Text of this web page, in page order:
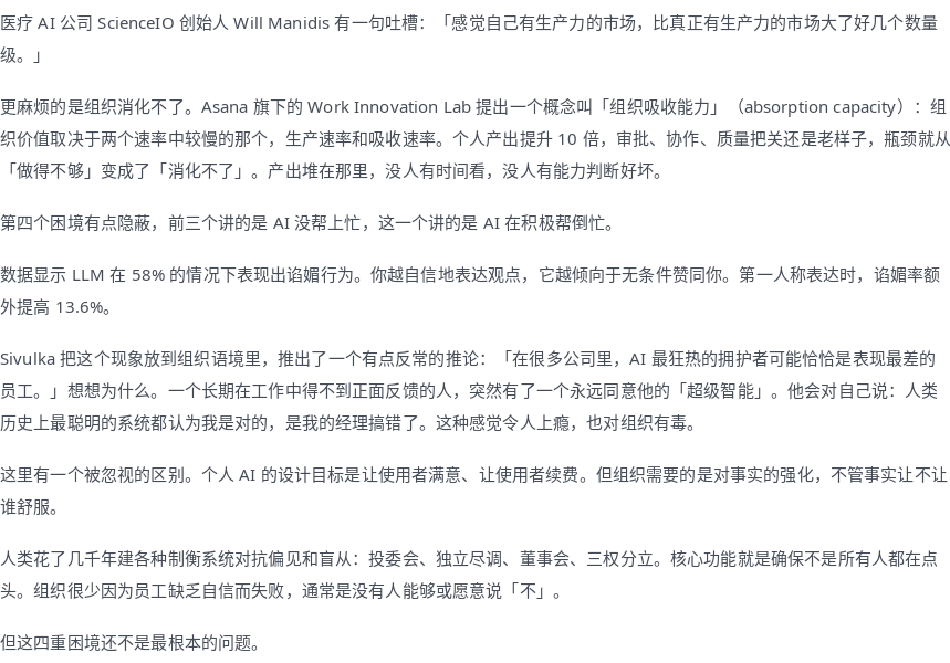
医疗 AI 公司 ScienceIO 创始人 Will Manidis 有一句吐槽：「感觉自己有生产力的市场，比真正有生产力的市场大了好几个数量
级。」
更麻烦的是组织消化不了。Asana 旗下的 Work Innovation Lab 提出一个概念叫「组织吸收能力」（absorption capacity）：组
织价值取决于两个速率中较慢的那个，生产速率和吸收速率。个人产出提升 10 倍，审批、协作、质量把关还是老样子，瓶颈就从
「做得不够」变成了「消化不了」。产出堆在那里，没人有时间看，没人有能力判断好坏。
第四个困境有点隐蔽，前三个讲的是 AI 没帮上忙，这一个讲的是 AI 在积极帮倒忙。
数据显示 LLM 在 58% 的情况下表现出谄媚行为。你越自信地表达观点，它越倾向于无条件赞同你。第一人称表达时，谄媚率额
外提高 13.6%。
Sivulka 把这个现象放到组织语境里，推出了一个有点反常的推论：「在很多公司里，AI 最狂热的拥护者可能恰恰是表现最差的
员工。」想想为什么。一个长期在工作中得不到正面反馈的人，突然有了一个永远同意他的「超级智能」。他会对自己说：人类
历史上最聪明的系统都认为我是对的，是我的经理搞错了。这种感觉令人上瘾，也对组织有毒。
这里有一个被忽视的区别。个人 AI 的设计目标是让使用者满意、让使用者续费。但组织需要的是对事实的强化，不管事实让不让
谁舒服。
人类花了几千年建各种制衡系统对抗偏见和盲从：投委会、独立尽调、董事会、三权分立。核心功能就是确保不是所有人都在点
头。组织很少因为员工缺乏自信而失败，通常是没有人能够或愿意说「不」。
但这四重困境还不是最根本的问题。